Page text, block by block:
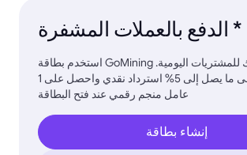
الدفع بالعملات المشفرة *
استخدم بطاقة GoMining الخاصة بك للمشتريات اليومية.
احصل على ما يصل إلى 5% استرداد نقدي واحصل على 1 TH
عامل منجم رقمي عند فتح البطاقة
إنشاء بطاقة